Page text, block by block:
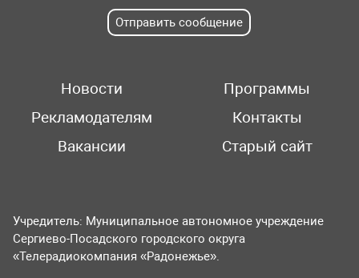
Отправить сообщение
Новости
Программы
Рекламодателям
Контакты
Вакансии
Старый сайт
Учредитель: Муниципальное автономное учреждение
Сергиево-Посадского городского округа
«Телерадиокомпания «Радонежье».